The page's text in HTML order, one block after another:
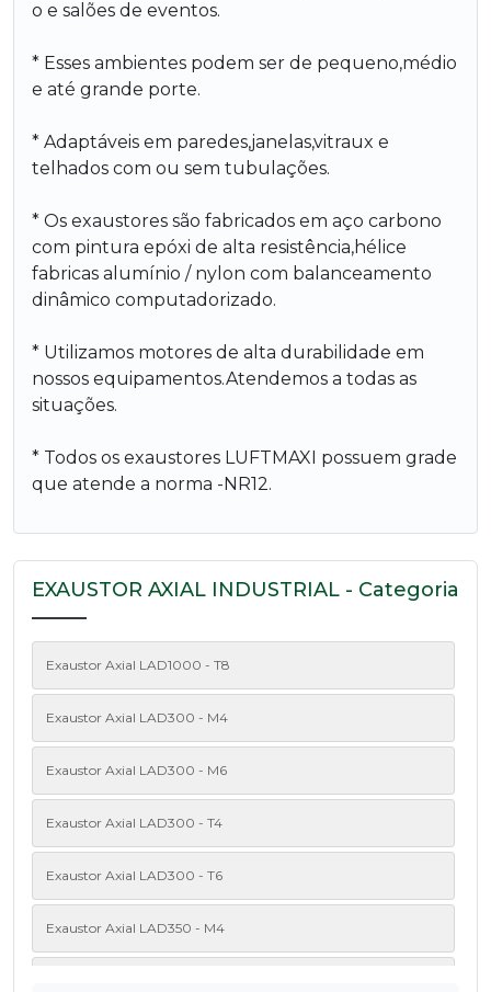
o e salões de eventos.
* Esses ambientes podem ser de pequeno,médio
e até grande porte.
* Adaptáveis em paredes,janelas,vitraux e
telhados com ou sem tubulações.
* Os exaustores são fabricados em aço carbono
com pintura epóxi de alta resistência,hélice
fabricas alumínio / nylon com balanceamento
dinâmico computadorizado.
* Utilizamos motores de alta durabilidade em
nossos equipamentos.Atendemos a todas as
situações.
* Todos os exaustores LUFTMAXI possuem grade
que atende a norma -NR12.
EXAUSTOR AXIAL INDUSTRIAL - Categoria
Exaustor Axial LAD1000 - T8
Exaustor Axial LAD300 - M4
Exaustor Axial LAD300 - M6
Exaustor Axial LAD300 - T4
Exaustor Axial LAD300 - T6
Exaustor Axial LAD350 - M4